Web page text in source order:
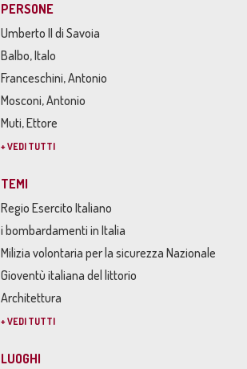
PERSONE
Umberto II di Savoia
Balbo, Italo
Franceschini, Antonio
Mosconi, Antonio
Muti, Ettore
+ VEDI TUTTI
TEMI
Regio Esercito Italiano
i bombardamenti in Italia
Milizia volontaria per la sicurezza Nazionale
Gioventù italiana del littorio
Architettura
+ VEDI TUTTI
LUOGHI